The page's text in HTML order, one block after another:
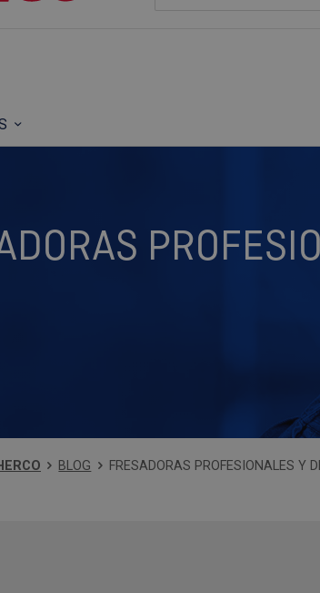
BLOG FRESADORAS PROFESIONALES Y